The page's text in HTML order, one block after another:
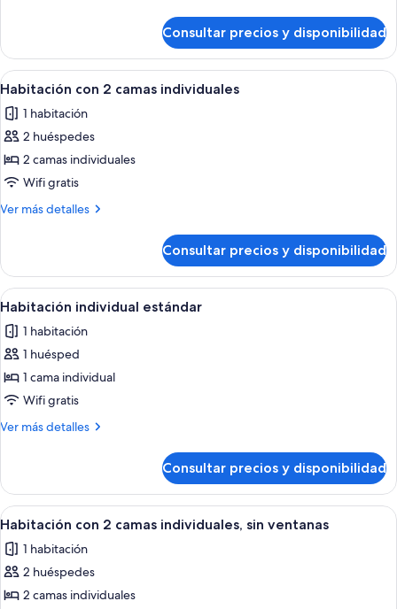
+
Children)
familiar
(2
Adults
2
Children)
Consultar precios y disponibilidad
Abrir
todas
las
fotos
de
Habitación
con
individuales
Habitación de hotel con dos camas,
4
Habitación con 2 camas individuales
1 habitación
2 huéspedes
2 camas individuales
Wifi gratis
Ver más detalles
Más
con
camas
Consultar precios y disponibilidad
Abrir
todas
las
fotos
de
Habitación
individual
Una habitación de hotel con cama,
4
Habitación individual estándar
1 habitación
1 huésped
1 cama individual
Wifi gratis
Ver más detalles
Más
individual
estándar
Consultar precios y disponibilidad
Abrir
todas
las
fotos
de
Una habitación de hotel con dos
6
Habitación con 2 camas individuales, sin ventanas
1 habitación
2 huéspedes
2 camas individuales